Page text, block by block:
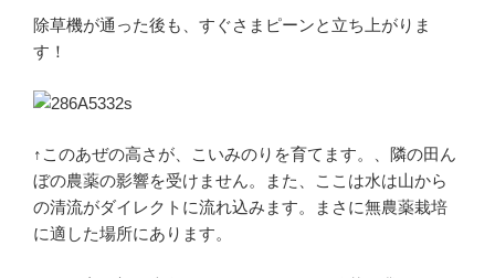
除草機が通った後も、すぐさまピーンと立ち上がりま
す！
↑このあぜの高さが、こいみのりを育てます。、隣の田ん
ぼの農薬の影響を受けません。また、ここは水は山から
の清流がダイレクトに流れ込みます。まさに無農薬栽培
に適した場所にあります。